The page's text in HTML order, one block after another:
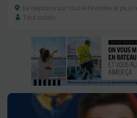
Se déplace sur tout le Finistère et plus
Tout public